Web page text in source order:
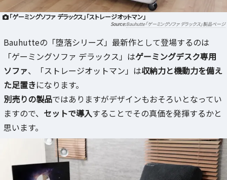
「ゲーミングソファ デラックス」「ストレージオットマン」
Bauhutte「ゲーミングソファ デラックス」製品ページ
Bauhutteの「堕落シリーズ」最新作として登場するのは
「ゲーミングソファ デラックス」はゲーミングデスク専用
ソファ、「ストレージオットマン」は収納力と機動力を備え
た足置きになります。
別売りの製品ではありますがデザインもおそろいとなってい
ますので、 セットで導入することでその真価を発揮するかと
思います。